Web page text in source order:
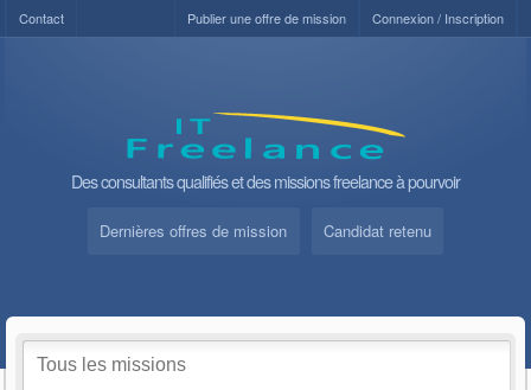
Contact Connexion / Inscription
Publier une offre de mission
Des consultants qualifiés et des missions freelance à pourvoir
Dernières offres de mission Candidat retenu